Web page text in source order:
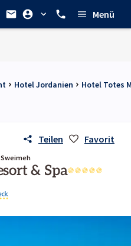
Menü
Hotel Jordanien Hotel Totes
Teilen Favorit
Sweimeh
& Spa